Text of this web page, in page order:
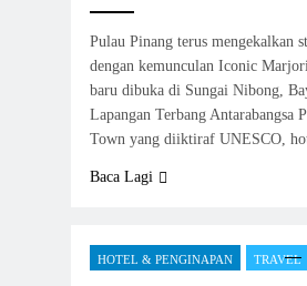
Pulau Pinang terus mengekalkan
dengan kemunculan Iconic
baru dibuka di Sungai Nibong,
Lapangan Terbang Antarabangsa
Town yang diiktiraf UNESCO,
Baca Lagi
HOTEL & PENGINAPAN TRAVEL